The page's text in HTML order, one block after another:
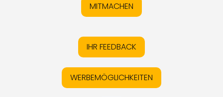
MITMACHEN
IHR FEEDBACK
WERBEMÖGLICHKEITEN